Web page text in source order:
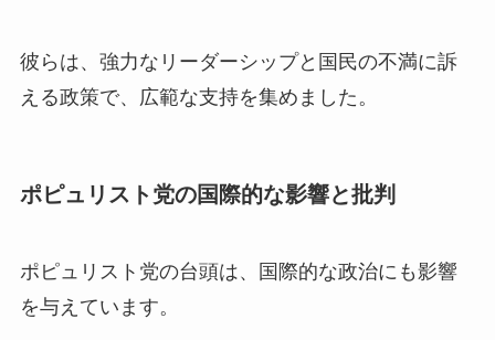
彼らは、強力なリーダーシップと国民の不満に訴
える政策で、広範な支持を集めました。
ポピュリスト党の国際的な影響と批判
ポピュリスト党の台頭は、国際的な政治にも影響
を与えています。